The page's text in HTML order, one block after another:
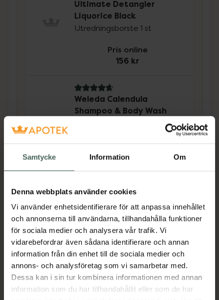
Samtycke Information Om
Denna webbplats använder cookies
Vi använder enhetsidentifierare för att anpassa innehållet
och annonserna till användarna, tillhandahålla funktioner
för sociala medier och analysera vår trafik. Vi
vidarebefordrar även sådana identifierare och annan
information från din enhet till de sociala medier och
annons- och analysföretag som vi samarbetar med.
Dessa kan i sin tur kombinera informationen med annan
information som du har tillhandahållit eller som de har
Ultimate Detangler
Liquorice Black
Utredningsborste 1 st
Pris online
156 kr
4.7 av 5 i omdöme
Weleda Calendula
Shampoo & Body Wash
duschkräm för barn 200 ml
Kampanjpris online
Köp båda
Beskrivning Dölj
The Ultimate Detangler är en